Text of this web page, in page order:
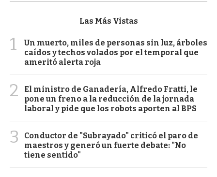
Las Más Vistas
1
Un muerto, miles de personas sin luz, árboles
caídos y techos volados por el temporal que
ameritó alerta roja
2
El ministro de Ganadería, Alfredo Fratti, le
pone un freno a la reducción de la jornada
laboral y pide que los robots aporten al BPS
3
Conductor de "Subrayado" criticó el paro de
maestros y generó un fuerte debate: "No
tiene sentido"